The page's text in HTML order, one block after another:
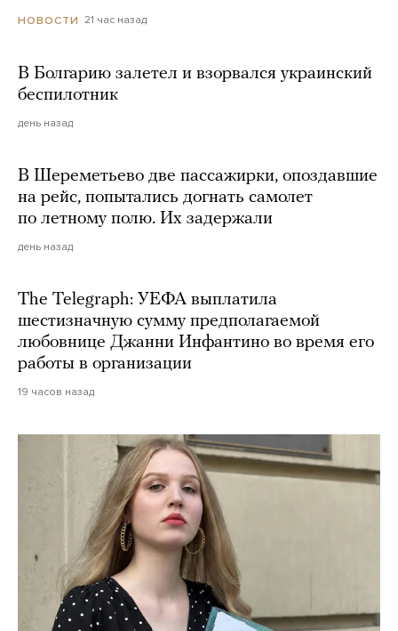
НОВОСТИ 21 час назад
В Болгарию залетел и взорвался украинский
беспилотник
день назад
В Шереметьево две пассажирки, опоздавшие
на рейс, попытались догнать самолет
по летному полю. Их задержали
день назад
The Telegraph: УЕФА выплатила
шестизначную сумму предполагаемой
любовнице Джанни Инфантино во время его
работы в организации
19 часов назад